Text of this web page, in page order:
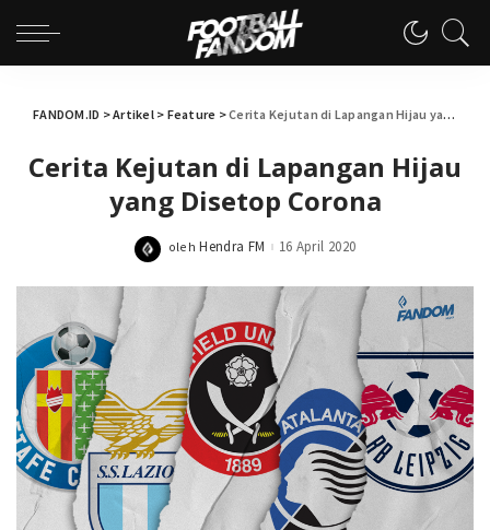
FANDOM.ID >Artikel> Feature >Cerita Kejutan di Lapangan Hijau yang Disetop Corona
Cerita Kejutan di Lapangan Hijau
yang Disetop Corona
Posted
oleh Hendra FM 16 April 2020